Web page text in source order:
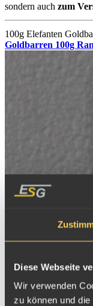
Diese Webseite
Wir verwenden
zu können und
sondern auch zum
100g Elefanten
Goldbarren 100g